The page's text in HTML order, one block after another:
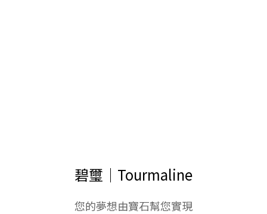
碧璽│Tourmaline
您的夢想由寶石幫您實現